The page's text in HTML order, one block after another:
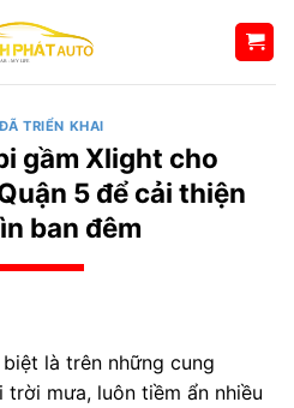
TRIỂN KHAI
gầm Xlight cho
5 để cải thiện
ban đêm
là trên những cung
mưa, luôn tiềm ẩn nhiều